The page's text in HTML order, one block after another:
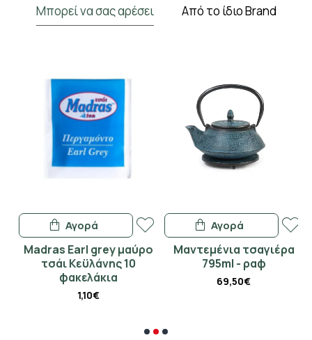
Μπορεί να σας αρέσει Από το ίδιο Brand
Madras Earl grey μαύρο
τσάι Κεϋλάνης 10
φακελάκια
1,10€
Αγορά
Μαντεμένια τσαγιέρα
795ml - ραφ
69,50€
Αγορά